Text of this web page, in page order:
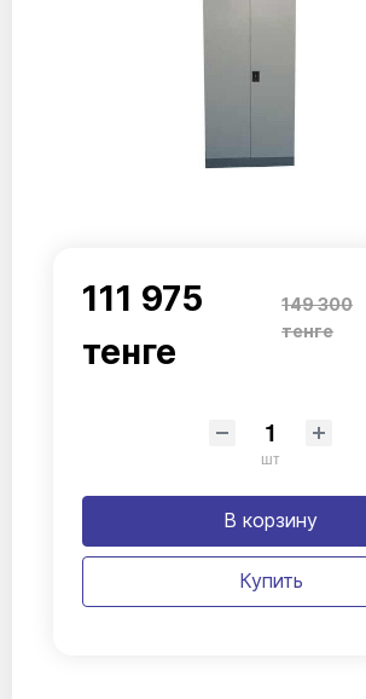
111 975
тенге
149 300
тенге
шт
В корзину
Купить